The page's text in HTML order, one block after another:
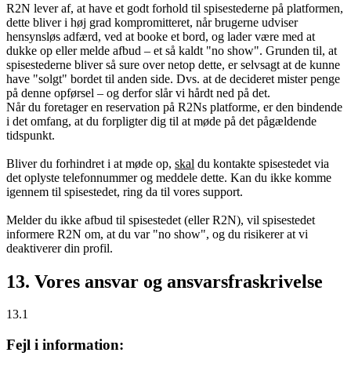
R2N lever af, at have et godt forhold til spisestederne på platformen,
dette bliver i høj grad kompromitteret, når brugerne udviser
hensynsløs adfærd, ved at booke et bord, og lader være med at
dukke op eller melde afbud – et så kaldt "no show". Grunden til, at
spisestederne bliver så sure over netop dette, er selvsagt at de kunne
have "solgt" bordet til anden side. Dvs. at de decideret mister penge
på denne opførsel – og derfor slår vi hårdt ned på det.
Når du foretager en reservation på R2Ns platforme, er den bindende
i det omfang, at du forpligter dig til at møde på det pågældende
tidspunkt.
Bliver du forhindret i at møde op, skal du kontakte spisestedet via
det oplyste telefonnummer og meddele dette. Kan du ikke komme
igennem til spisestedet, ring da til vores support.
Melder du ikke afbud til spisestedet (eller R2N), vil spisestedet
informere R2N om, at du var "no show", og du risikerer at vi
deaktiverer din profil.
13. Vores ansvar og ansvarsfraskrivelse
13.1
Fejl i information: